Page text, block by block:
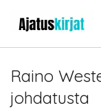
Raino
johdatusta